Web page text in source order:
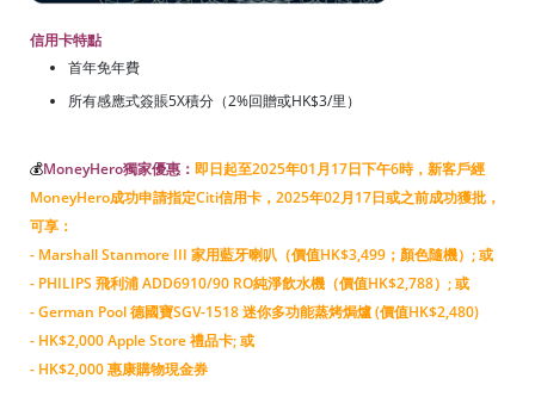
信用卡特點
首年免年費
所有感應式簽賬5X積分（2%回贈或HK$3/里）
💰MoneyHero獨家優惠： 即日起至2025年01月17日下午6時，新客戶經
MoneyHero成功申請指定Citi信用卡，2025年02月17日或之前成功獲批，
可享：
- Marshall Stanmore III 家用藍牙喇叭（價值HK$3,499；顏色隨機）; 或
- PHILIPS 飛利浦 ADD6910/90 RO純淨飲水機（價值HK$2,788）; 或
- German Pool 德國寶SGV-1518 迷你多功能蒸烤焗爐 (價值HK$2,480)
- HK$2,000 Apple Store 禮品卡; 或
- HK$2,000 惠康購物現金券